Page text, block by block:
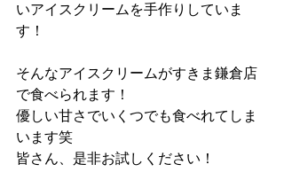
いアイスクリームを手作りしていま
す！
そんなアイスクリームがすきま鎌倉店
で食べられます！
優しい甘さでいくつでも食べれてしま
います笑
皆さん、是非お試しください！